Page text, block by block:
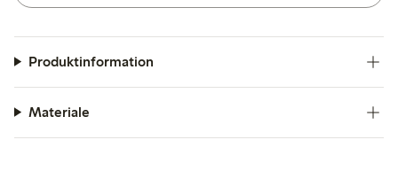
Produktinformation
Materiale